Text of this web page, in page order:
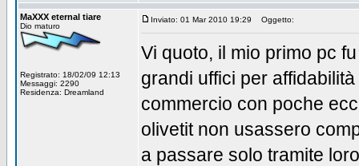
MaXXX eternal tiare
Dio maturo
Registrato: 18/02/09 12:13
Messaggi: 2290
Residenza: Dreamland
Inviato: 01 Mar 2010 19:29 Oggetto:
Vi quoto, il mio primo pc
grandi uffici per
commercio con poche
olivetit non usassero
a passare solo tramite